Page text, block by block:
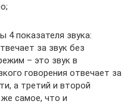
4 показателя звука:
за звук без
– это звук в
говорения отвечает за
а третий и второй
самое, что и